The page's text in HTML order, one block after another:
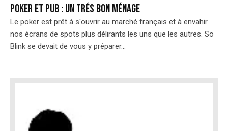
Poker et pub : un trés bon ménage
Le poker est prêt à s'ouvrir au marché français et à envahir
nos écrans de spots plus délirants les uns que les autres. So
Blink se devait de vous y préparer...